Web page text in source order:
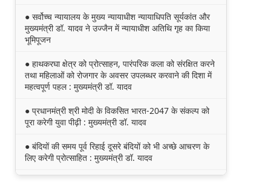
● सर्वोच्च न्यायालय के मुख्‍य न्‍यायाधीश न्यायाधिपति सूर्यकांत और
मुख्यमंत्री डॉ. यादव ने उज्जैन में न्यायाधीश अतिथि गृह का किया
भूमिपूजन
● हाथकरघा क्षेत्र को प्रोत्साहन, पारंपरिक कला को संरक्षित करने
तथा महिलाओं को रोजगार के अवसर उपलब्धर करवाने की दिशा में
महत्वपूर्ण पहल : मुख्यमंत्री डॉ. यादव
● प्रधानमंत्री श्री मोदी के विकसित भारत-2047 के संकल्प को
पूरा करेगी युवा पीढ़ी : मुख्यमंत्री डॉ. यादव
● बंदियों की समय पूर्व रिहाई दूसरे बंदियों को भी अच्छे आचरण के
लिए करेगी प्रोत्साहित : मुख्यमंत्री डॉ. यादव